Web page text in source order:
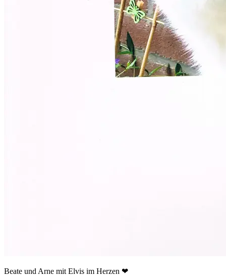
Beate und Arne mit Elvis im Herzen ❤